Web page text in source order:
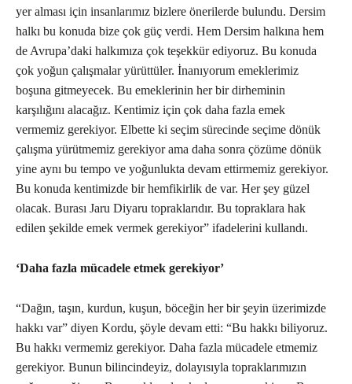
yer alması için insanlarımız bizlere önerilerde bulundu. Dersim
halkı bu konuda bize çok güç verdi. Hem Dersim halkına hem
de Avrupa’daki halkımıza çok teşekkür ediyoruz. Bu konuda
çok yoğun çalışmalar yürüttüler. İnanıyorum emeklerimiz
boşuna gitmeyecek. Bu emeklerinin her bir dirheminin
karşılığını alacağız. Kentimiz için çok daha fazla emek
vermemiz gerekiyor. Elbette ki seçim sürecinde seçime dönük
çalışma yürütmemiz gerekiyor ama daha sonra çözüme dönük
yine aynı bu tempo ve yoğunlukta devam ettirmemiz gerekiyor.
Bu konuda kentimizde bir hemfikirlik de var. Her şey güzel
olacak. Burası Jaru Diyaru topraklarıdır. Bu topraklara hak
edilen şekilde emek vermek gerekiyor” ifadelerini kullandı.
‘Daha fazla mücadele etmek gerekiyor’
“Dağın, taşın, kurdun, kuşun, böceğin her bir şeyin üzerimizde
hakkı var” diyen Kordu, şöyle devam etti: “Bu hakkı biliyoruz.
Bu hakkı vermemiz gerekiyor. Daha fazla mücadele etmemiz
gerekiyor. Bunun bilincindeyiz, dolayısıyla topraklarımızın